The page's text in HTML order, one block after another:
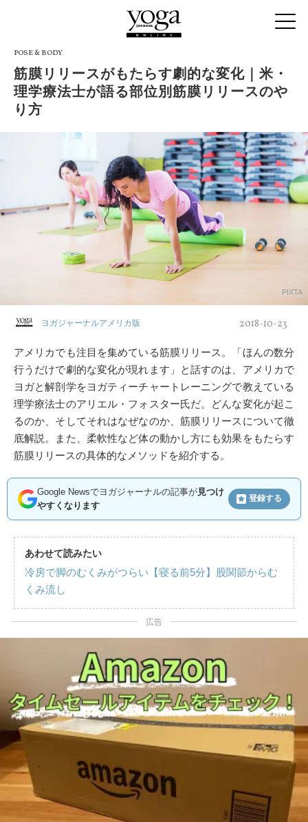
POSE & BODY
筋膜リリースがもたらす劇的な変化｜米・
理学療法士が語る部位別筋膜リリースのや
り方
PIXTA
ヨガジャーナルアメリカ版 2018-10-23
アメリカでも注目を集めている筋膜リリース。「ほんの数分
行うだけで劇的な変化が現れます」と話すのは、アメリカで
ヨガと解剖学をヨガティーチャートレーニングで教えている
理学療法士のアリエル・フォスター氏だ。どんな変化が起こ
るのか、そしてそれはなぜなのか、筋膜リリースについて徹
底解説。また、柔軟性など体の動かし方にも効果をもたらす
筋膜リリースの具体的なメソッドを紹介する。
Google Newsでヨガジャーナルの記事が見つけ
やすくなります
登録する
あわせて読みたい
冷房で脚のむくみがつらい【寝る前5分】股関節からむ
くみ流し
広告